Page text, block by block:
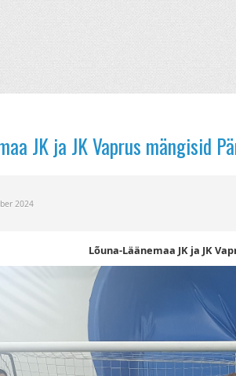
JK ja JK Vaprus mängisid
2024
Lõuna-Läänemaa JK ja JK